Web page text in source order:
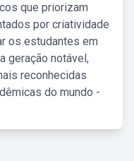
que priorizam
por criatividade
os estudantes em
geração notável,
reconhecidas
do mundo -